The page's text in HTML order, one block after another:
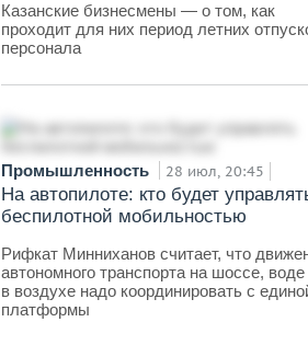
Казанские бизнесмены — о том, как
проходит для них период летних
персонала
Промышленность 28 июл, 20:45
На автопилоте: кто будет
беспилотной мобильностью
Рифкат Минниханов считает, что
автономного транспорта на шоссе, воде
в воздухе надо координировать с
платформы